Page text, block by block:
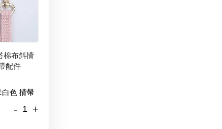
棉布斜揹
配件
- +